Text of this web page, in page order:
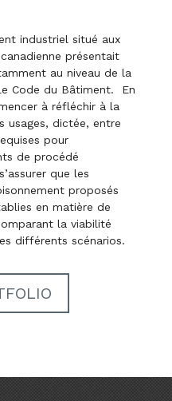
industriel situé aux
présentait
au niveau de la
Code du Bâtiment. En
à réfléchir à la
usages, dictée, entre
pour
de procédé
que les
proposés
en matière de
la viabilité
différents scénarios.